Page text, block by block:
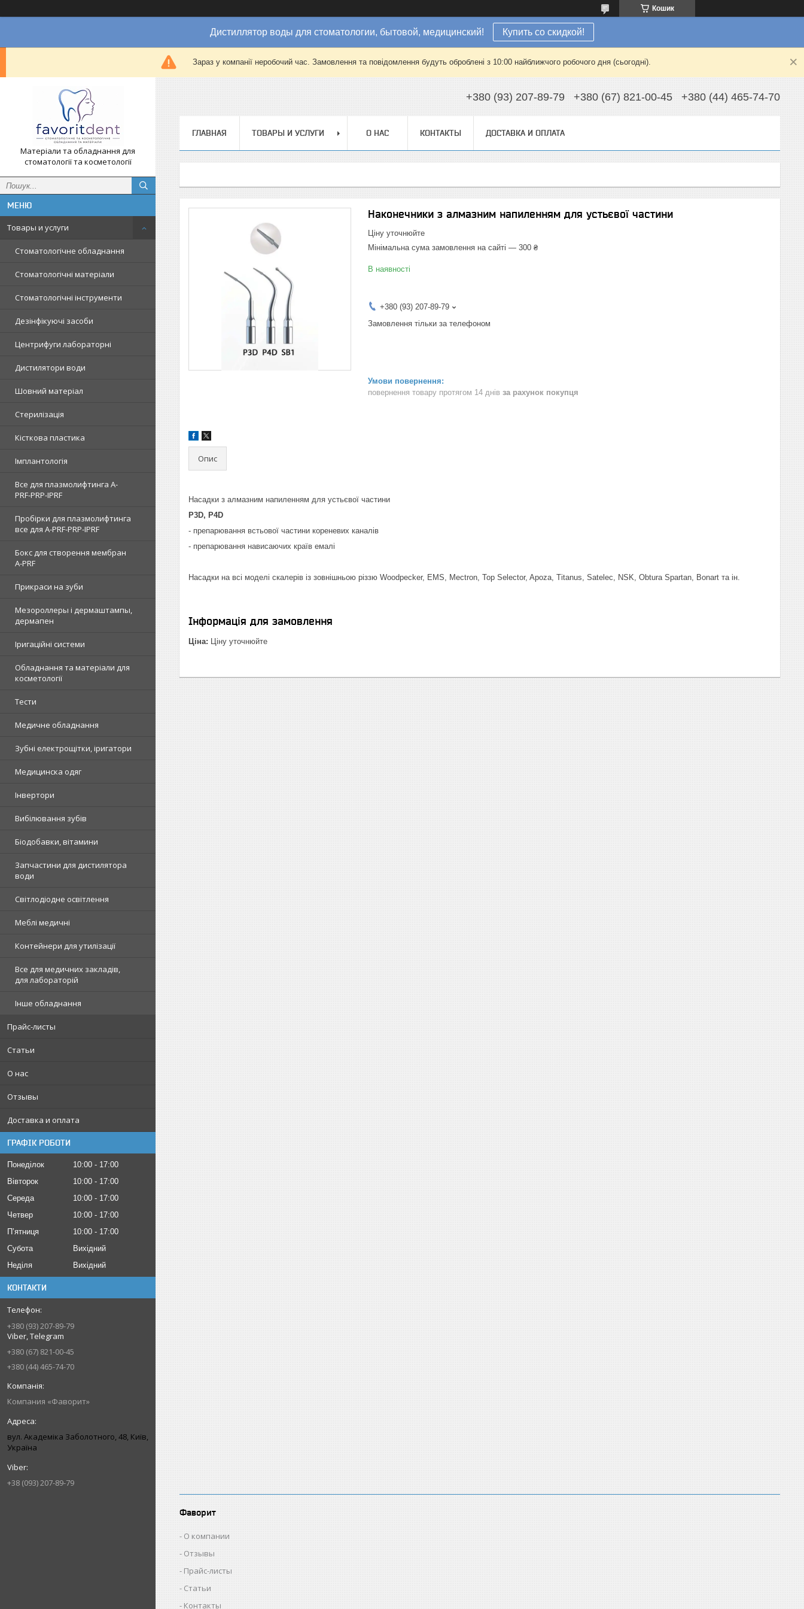
Кошик
Дистиллятор воды для стоматологии, бытовой, медицинский! Купить со скидкой!
Зараз у компанії неробочий час. Замовлення та повідомлення будуть оброблені з 10:00 найближчого робочого дня (сьогодні).
Матеріали та обладнання для
стоматології та косметології
Товары и услуги
Стоматологічне обладнання
Стоматологічні матеріали
Стоматологічні інструменти
Дезінфікуючі засоби
Центрифуги лабораторні
Дистилятори води
Шовний матеріал
Стерилізація
Кісткова пластика
Імплантологія
Все для плазмолифтинга A-
PRF-PRP-IPRF
Пробірки для плазмолифтинга
все для A-PRF-PRP-IPRF
Бокс для створення мембран
A-PRF
Прикраси на зуби
Мезороллеры і дермаштампы,
дермапен
Іригаційні системи
Обладнання та матеріали для
косметології
Тести
Медичне обладнання
Зубні електрощітки, іригатори
Медицинска одяг
Інвертори
Вибілювання зубів
Біодобавки, вітамини
Запчастини для дистилятора
води
Світлодіодне освітлення
Меблі медичні
Контейнери для утилізації
Все для медичних закладів,
для лабораторій
Інше обладнання
Прайс-листы
Статьи
О нас
Отзывы
Доставка и оплата
ГРАФІК РОБОТИ
Понеділок 10:00
17:00
Вівторок
10:00
17:00
Середа
10:00
17:00
Четвер
10:00
17:00
Пʼятниця
10:00
17:00
Субота
Вихідний
Неділя
Вихідний
КОНТАКТИ
+380 (93) 207-89-79
Viber, Telegram
+380 (67) 821-00-45
+380 (44) 465-74-70
Компания «Фаворит»
вул. Академіка Заболотного, 48, Київ,
Україна
+38 (093) 207-89-79
+380 (93) 207-89-79 +380 (67) 821-00-45 +380 (44) 465-74-70
ГЛАВНАЯ ТОВАРЫ И УСЛУГИ О НАС КОНТАКТЫ ДОСТАВКА И ОПЛАТА
Наконечники з алмазним напиленням для устьєвої частини
Ціну уточнюйте
Мінімальна сума замовлення на сайті — 300 ₴
В наявності
+380 (93) 207-89-79
Замовлення тільки за телефоном
повернення товару протягом 14 днів за рахунок покупця
Опис
Насадки з алмазним напиленням для устьєвої частини
P3D, P4D
- препарювання встьової частини кореневих каналів
- препарювання нависаючих країв емалі
Насадки на всі моделі скалерів із зовнішньою різзю Woodpecker, EMS, Mectron, Top Selector, Apoza, Titanus, Satelec, NSK, Obtura Spartan, Bonart та ін.
Інформація для замовлення
Ціна: Ціну уточнюйте
Фаворит
О компании
Отзывы
Прайс-листы
Статьи
Контакты